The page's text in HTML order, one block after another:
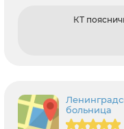
КТ
больница